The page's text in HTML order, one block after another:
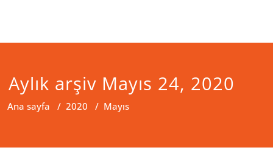
Aylık arşiv Mayıs 24, 2020
Ana sayfa / 2020 / Mayıs